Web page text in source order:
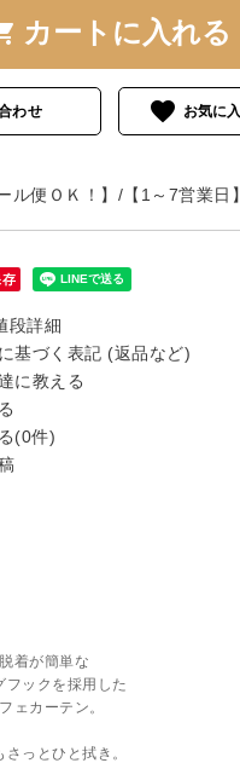
カートに入れる
わせ favorite
ル便ＯＫ！】/【1～7営業日】
段詳細
基づく表記 (返品など)
に教える
(0件)
着が簡単な
フックを採用した
ェカーテン。
っとひと拭き。